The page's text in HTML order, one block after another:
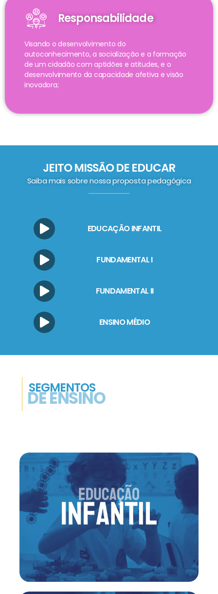
Responsabilidade
Visando o desenvolvimento do
autoconhecimento, a socialização e a formação
de um cidadão com aptidões e atitudes, e o
desenvolvimento da capacidade afetiva e visão
inovadora;
JEITO MISSÃO DE EDUCAR
Saiba mais sobre nossa proposta pedagógica
EDUCAÇÃO INFANTIL
FUNDAMENTAL I
FUNDAMENTAL II
ENSINO MÉDIO
SEGMENTOS
DE ENSINO